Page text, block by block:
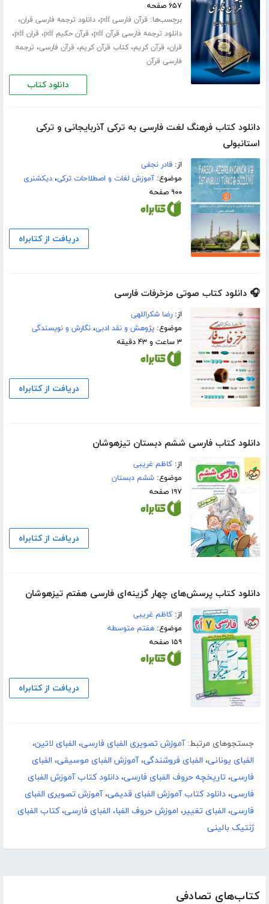
کتاب‌های تصادفی
۶۵۷ صفحه
برچسب‌ها: قرآن فارسی pdf ،دانلود ترجمه فارسی قران،
دانلود ترجمه فارسی قرآن pdf ، قرآن حکیم pdf ، قران pdf ،
قران، قرآن کریم،کتاب قرآن کریم، قرآن فارسی، ترجمه
فارسی قرآن
دانلود کتاب
دانلود کتاب فرهنگ لغت فارسی به ترکی آذربایجانی و ترکی
استانبولی
از:قادر نجفی
موضوع:آموزش لغات و اصطلاحات ترکی،دیکشنری
۹۰۰ صفحه
دریافت از کتابراه
🎧 دانلود کتاب صوتی مزخرفات فارسی
از:رضا شکراللهی
موضوع:پژوهش و نقد ادبی،نگارش و نویسندگی
۳ ساعت و ۴۳ دقیقه
دریافت از کتابراه
دانلود کتاب فارسی ششم دبستان تیزهوشان
از:کاظم غریبی
موضوع:ششم دبستان
۱۹۷ صفحه
دریافت از کتابراه
دانلود کتاب پرسش‌های چهار گزینه‌ای فارسی هفتم تیزهوشان
از:کاظم غریبی
موضوع:هفتم متوسطه
۱۵۹ صفحه
دریافت از کتابراه
جستجوهای مرتبط: آموزش تصویری الفبای فارسی، الفبای لاتین،
الفبای یونانی، الفبای فروشندگی،آموزش الفبای موسیقی، الفبای
فارسی، تاریخچه حروف الفبای فارسی، دانلود کتاب آموزش الفبای
فارسی، دانلود کتاب آموزش الفبای قدیمی،آموزش تصویری الفبای
فارسی، الفبای تغییر، اموزش حروف الفبا، الفبای فارسی،کتاب الفبای
ژنتیک بالینی